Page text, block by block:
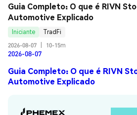
Guia Completo: O que é RIVN
Automotive Explicado
Iniciante
TradFi
2026-08-07
10-15m
2026-08-07
Guia Completo: O que é RIVN
Automotive Explicado